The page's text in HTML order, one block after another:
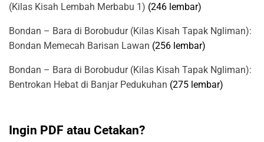
(Kilas Kisah Lembah Merbabu 1) (246 lembar)
Bondan – Bara di Borobudur (Kilas Kisah Tapak Ngliman):
Bondan Memecah Barisan Lawan (256 lembar)
Bondan – Bara di Borobudur (Kilas Kisah Tapak Ngliman):
Bentrokan Hebat di Banjar Pedukuhan (275 lembar)
Ingin PDF atau Cetakan?